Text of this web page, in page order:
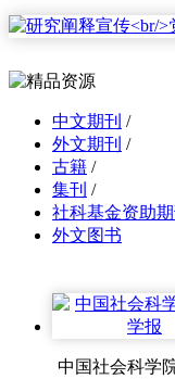
中文期刊 /
外文期刊 /
古籍 /
集刊 /
社科基金资助期
外文图书
中国社会科学